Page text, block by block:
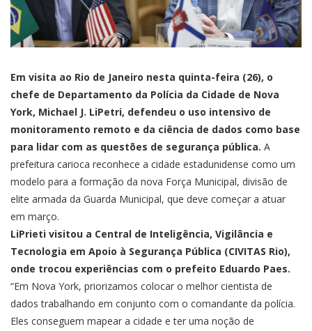
Em visita ao Rio de Janeiro nesta quinta-feira (26), o
chefe de Departamento da Polícia da Cidade de Nova
York, Michael J. LiPetri, defendeu o uso intensivo de
monitoramento remoto e da ciência de dados como base
para lidar com as questões de segurança pública. A
prefeitura carioca reconhece a cidade estadunidense como um
modelo para a formação da nova Força Municipal, divisão de
elite armada da Guarda Municipal, que deve começar a atuar
em março.
LiPrieti visitou a Central de Inteligência, Vigilância e
Tecnologia em Apoio à Segurança Pública (CIVITAS Rio),
onde trocou experiências com o prefeito Eduardo Paes.
“Em Nova York, priorizamos colocar o melhor cientista de
dados trabalhando em conjunto com o comandante da polícia.
Eles conseguem mapear a cidade e ter uma noção de